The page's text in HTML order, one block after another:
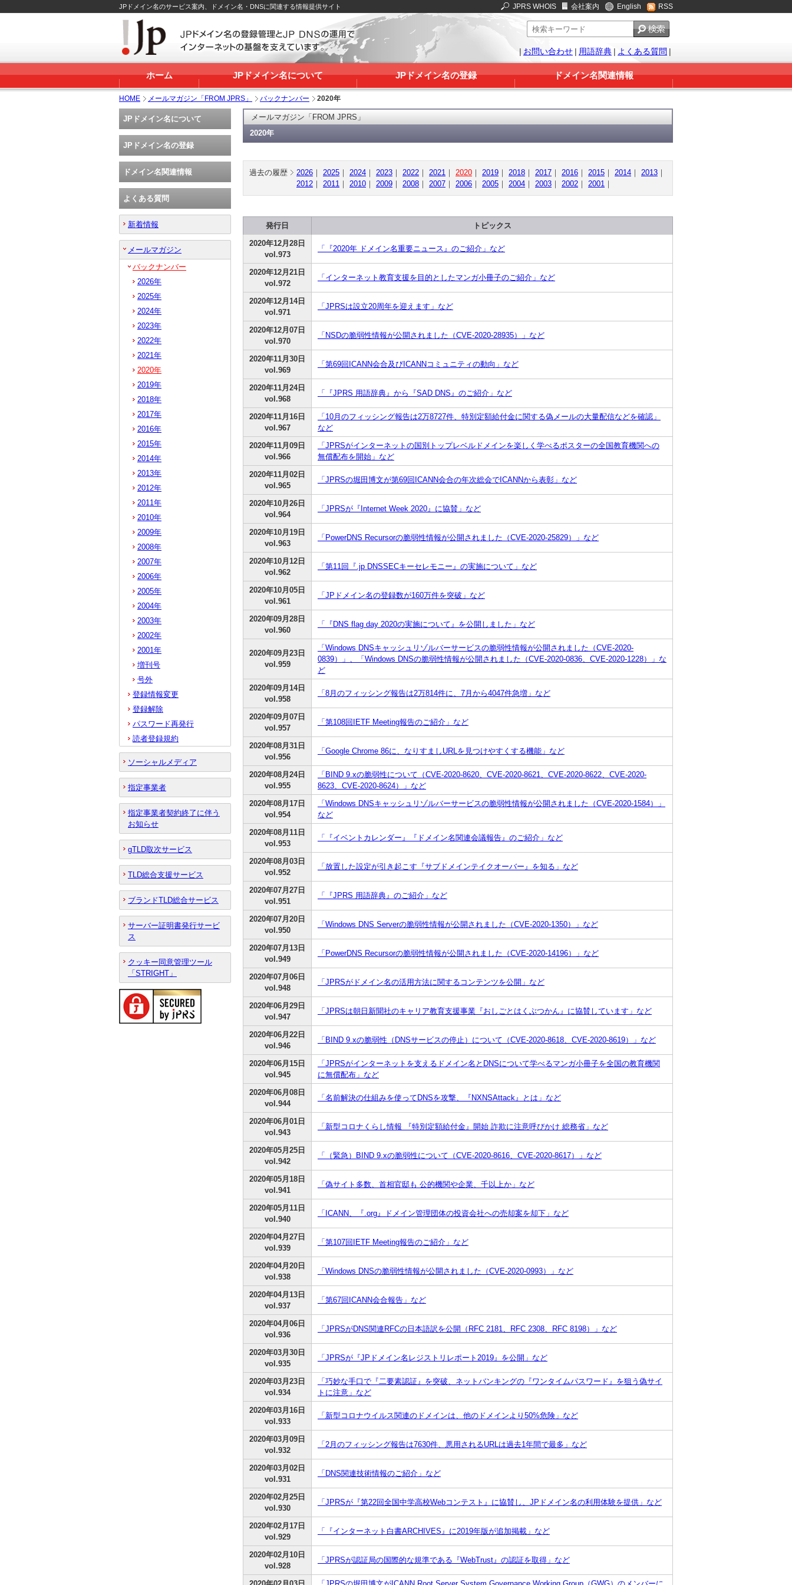
JPドメイン名のサービス案内、ドメイン名・DNSに関連する情報提供サイト JPRS WHOIS 会社案内 English RSS
| お問い合わせ | 用語辞典 | よくある質問 |
ホーム JPドメイン名について JPドメイン名の登録 ドメイン名関連情報
HOME メールマガジン「FROM JPRS」 バックナンバー 2020年
メールマガジン「FROM JPRS」
2020年
過去の履歴 2026 ｜ 2025 ｜ 2024 ｜ 2023 ｜ 2022 ｜ 2021 ｜ 2020 ｜ 2019 ｜ 2018 ｜ 2017 ｜ 2016 ｜ 2015 ｜ 2014 ｜ 2013 ｜
2012 ｜ 2011 ｜ 2010 ｜ 2009 ｜ 2008 ｜ 2007 ｜ 2006 ｜ 2005 ｜ 2004 ｜ 2003 ｜ 2002 ｜ 2001 ｜
発行日
トピックス
2020年12月28日
vol.973
「『2020年 ドメイン名重要ニュース』のご紹介」など
2020年12月21日
vol.972
「インターネット教育支援を目的としたマンガ小冊子のご紹介」など
2020年12月14日
vol.971
「JPRSは設立20周年を迎えます」など
2020年12月07日
vol.970
「NSDの脆弱性情報が公開されました（CVE-2020-28935）」など
2020年11月30日
vol.969
「第69回ICANN会合及びICANNコミュニティの動向」など
2020年11月24日
vol.968
「『JPRS 用語辞典』から『SAD DNS』のご紹介」など
2020年11月16日
vol.967
「10月のフィッシング報告は2万8727件、特別定額給付金に関する偽メールの大量配信などを確認」
など
2020年11月09日
vol.966
「JPRSがインターネットの国別トップレベルドメインを楽しく学べるポスターの全国教育機関への
無償配布を開始」など
2020年11月02日
vol.965
「JPRSの堀田博文が第69回ICANN会合の年次総会でICANNから表彰」など
2020年10月26日
vol.964
「JPRSが『Internet Week 2020』に協賛」など
2020年10月19日
vol.963
「PowerDNS Recursorの脆弱性情報が公開されました（CVE-2020-25829）」など
2020年10月12日
vol.962
「第11回『.jp DNSSECキーセレモニー』の実施について」など
2020年10月05日
vol.961
「JPドメイン名の登録数が160万件を突破」など
2020年09月28日
vol.960
「『DNS flag day 2020の実施について』を公開しました」など
2020年09月23日
vol.959
「Windows DNSキャッシュリゾルバーサービスの脆弱性情報が公開されました（CVE-2020-
0839）」、「Windows DNSの脆弱性情報が公開されました（CVE-2020-0836、CVE-2020-1228）」な
ど
2020年09月14日
vol.958
「8月のフィッシング報告は2万814件に、7月から4047件急増」など
2020年09月07日
vol.957
「第108回IETF Meeting報告のご紹介」など
2020年08月31日
vol.956
「Google Chrome 86に、なりすましURLを見つけやすくする機能」など
2020年08月24日
vol.955
「BIND 9.xの脆弱性について（CVE-2020-8620、CVE-2020-8621、CVE-2020-8622、CVE-2020-
8623、CVE-2020-8624）」など
2020年08月17日
vol.954
「Windows DNSキャッシュリゾルバーサービスの脆弱性情報が公開されました（CVE-2020-1584）」
など
2020年08月11日
vol.953
「『イベントカレンダー』『ドメイン名関連会議報告』のご紹介」など
2020年08月03日
vol.952
「放置した設定が引き起こす『サブドメインテイクオーバー』を知る」など
2020年07月27日
vol.951
「『JPRS 用語辞典』のご紹介」など
2020年07月20日
vol.950
「Windows DNS Serverの脆弱性情報が公開されました（CVE-2020-1350）」など
2020年07月13日
vol.949
「PowerDNS Recursorの脆弱性情報が公開されました（CVE-2020-14196）」など
2020年07月06日
vol.948
「JPRSがドメイン名の活用方法に関するコンテンツを公開」など
2020年06月29日
vol.947
「JPRSは朝日新聞社のキャリア教育支援事業『おしごとはくぶつかん』に協賛しています」など
2020年06月22日
vol.946
「BIND 9.xの脆弱性（DNSサービスの停止）について（CVE-2020-8618、CVE-2020-8619）」など
2020年06月15日
vol.945
「JPRSがインターネットを支えるドメイン名とDNSについて学べるマンガ小冊子を全国の教育機関
に無償配布」など
2020年06月08日
vol.944
「名前解決の仕組みを使ってDNSを攻撃、『NXNSAttack』とは」など
2020年06月01日
vol.943
「新型コロナくらし情報 『特別定額給付金』開始 詐欺に注意呼びかけ 総務省」など
2020年05月25日
vol.942
「（緊急）BIND 9.xの脆弱性について（CVE-2020-8616、CVE-2020-8617）」など
2020年05月18日
vol.941
「偽サイト多数、首相官邸も 公的機関や企業、千以上か」など
2020年05月11日
vol.940
「ICANN、『.org』ドメイン管理団体の投資会社への売却案を却下」など
2020年04月27日
vol.939
「第107回IETF Meeting報告のご紹介」など
2020年04月20日
vol.938
「Windows DNSの脆弱性情報が公開されました（CVE-2020-0993）」など
2020年04月13日
vol.937
「第67回ICANN会合報告」など
2020年04月06日
vol.936
「JPRSがDNS関連RFCの日本語訳を公開（RFC 2181、RFC 2308、RFC 8198）」など
2020年03月30日
vol.935
「JPRSが『JPドメイン名レジストリレポート2019』を公開」など
2020年03月23日
vol.934
「巧妙な手口で『二要素認証』を突破、ネットバンキングの『ワンタイムパスワード』を狙う偽サイ
トに注意」など
2020年03月16日
vol.933
「新型コロナウイルス関連のドメインは、他のドメインより50%危険」など
2020年03月09日
vol.932
「2月のフィッシング報告は7630件、悪用されるURLは過去1年間で最多」など
2020年03月02日
vol.931
「DNS関連技術情報のご紹介」など
2020年02月25日
vol.930
「JPRSが『第22回全国中学高校Webコンテスト』に協賛し、JPドメイン名の利用体験を提供」など
2020年02月17日
vol.929
「『インターネット白書ARCHIVES』に2019年版が追加掲載」など
2020年02月10日
vol.928
「JPRSが認証局の国際的な規準である『WebTrust』の認証を取得」など
JPドメイン名について
JPドメイン名の登録
ドメイン名関連情報
よくある質問
新着情報
メールマガジン
バックナンバー
2026年
2025年
2024年
2023年
2022年
2021年
2020年
2019年
2018年
2017年
2016年
2015年
2014年
2013年
2012年
2011年
2010年
2009年
2008年
2007年
2006年
2005年
2004年
2003年
2002年
2001年
増刊号
号外
登録情報変更
登録解除
パスワード再発行
読者登録規約
ソーシャルメディア
指定事業者
指定事業者契約終了に伴う
お知らせ
gTLD取次サービス
TLD総合支援サービス
ブランドTLD総合サービス
サーバー証明書発行サービ
ス
クッキー同意管理ツール
「STRIGHT」